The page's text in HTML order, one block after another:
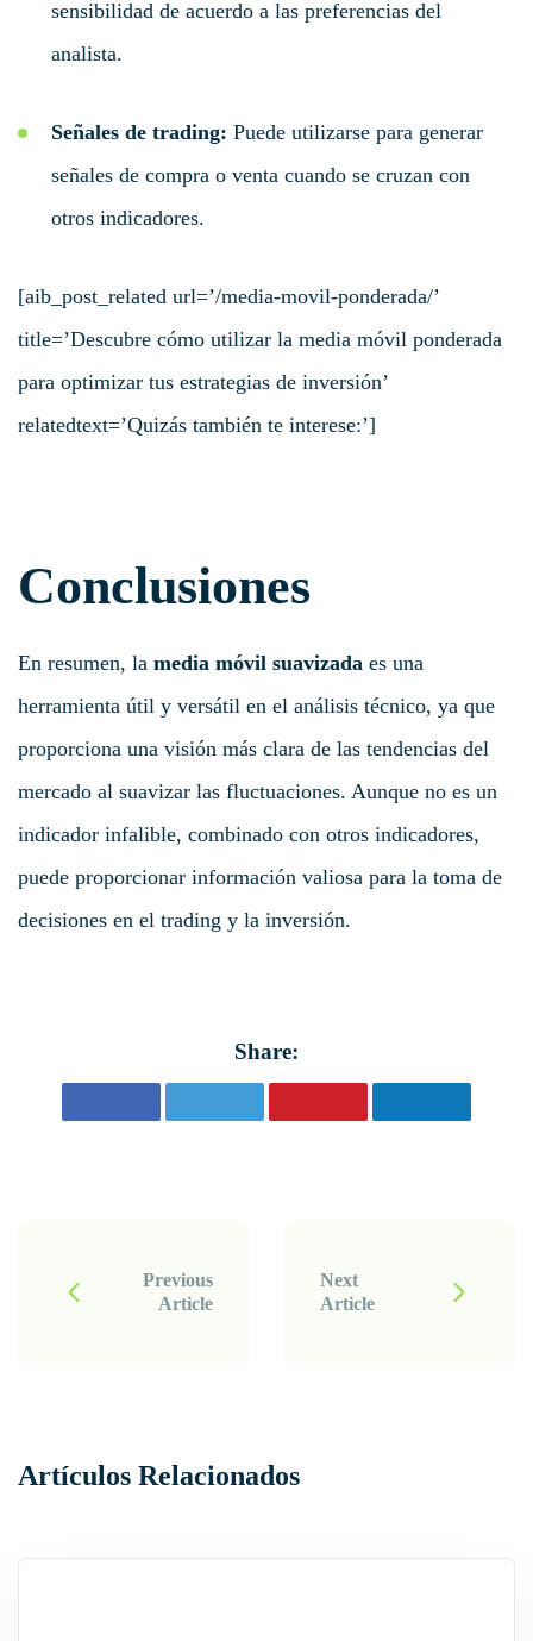
sensibilidad de acuerdo a las preferencias del
analista.
Señales de trading: Puede utilizarse para generar
señales de compra o venta cuando se cruzan con
otros indicadores.
[aib_post_related url=’/media-movil-ponderada/’
title=’Descubre cómo utilizar la media móvil ponderada
para optimizar tus estrategias de inversión’
relatedtext=’Quizás también te interese:’]
Conclusiones
En resumen, la media móvil suavizada es una
herramienta útil y versátil en el análisis técnico, ya que
proporciona una visión más clara de las tendencias del
mercado al suavizar las fluctuaciones. Aunque no es un
indicador infalible, combinado con otros indicadores,
puede proporcionar información valiosa para la toma de
decisiones en el trading y la inversión.
Share:
Previous
Article
Next
Article
Artículos Relacionados